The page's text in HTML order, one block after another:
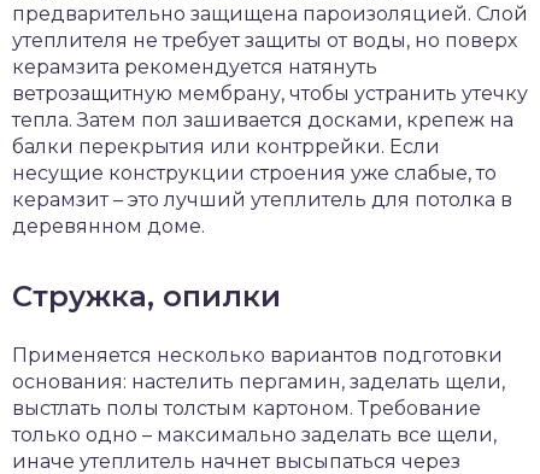
предварительно защищена пароизоляцией. Слой
утеплителя не требует защиты от воды, но поверх
керамзита рекомендуется натянуть
ветрозащитную мембрану, чтобы устранить утечку
тепла. Затем пол зашивается досками, крепеж на
балки перекрытия или контррейки. Если
несущие конструкции строения уже слабые, то
керамзит – это лучший утеплитель для потолка в
деревянном доме.
Стружка, опилки
Применяется несколько вариантов подготовки
основания: настелить пергамин, заделать щели,
выстлать полы толстым картоном. Требование
только одно – максимально заделать все щели,
иначе утеплитель начнет высыпаться через